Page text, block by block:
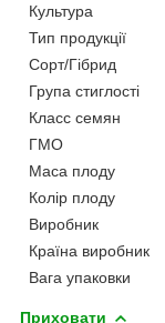
Культура
Тип продукції
Сорт/Гібрид
Група стиглості
Класс семян
ГМО
Маса плоду
Колір плоду
Виробник
Країна виробник
Вага упаковки
Приховати